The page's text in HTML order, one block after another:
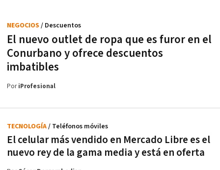
El nuevo outlet de ropa que es furor en el
Conurbano y ofrece descuentos
imbatibles
NEGOCIOS / Descuentos
PoriProfesional
El celular más vendido en Mercado Libre es el
nuevo rey de la gama media y está en oferta
TECNOLOGÍA/ Teléfonos móviles